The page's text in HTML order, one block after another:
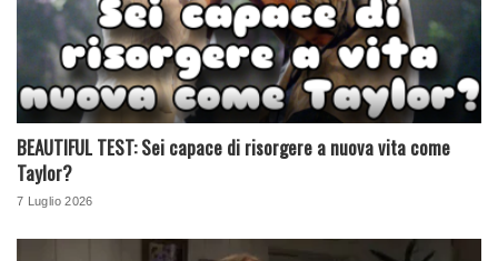
BEAUTIFUL TEST: Sei capace di risorgere a nuova vita come
Taylor?
7 Luglio 2026